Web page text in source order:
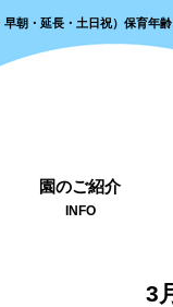
朝・延長・土日祝）保育年
園のご紹介
INFO
3